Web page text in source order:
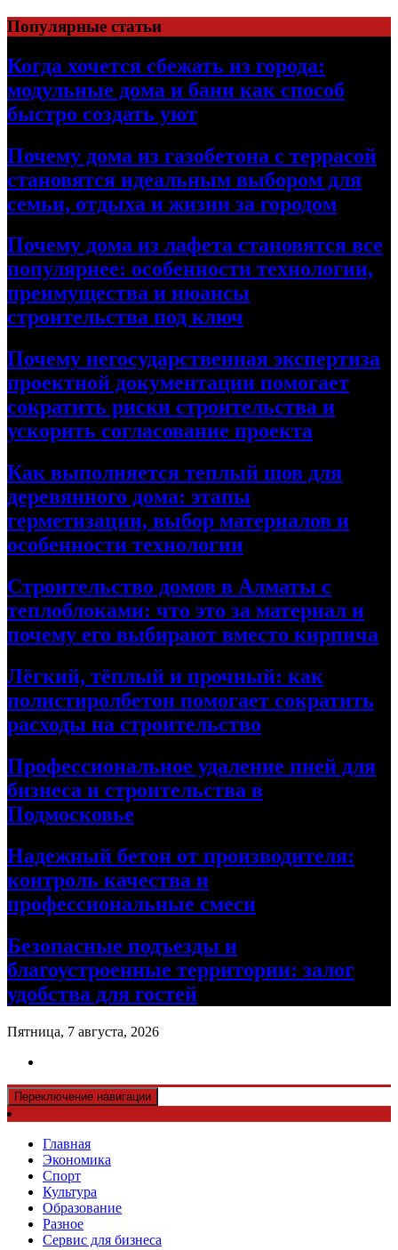
Перейти
к
содержимому
Популярные статьи
Когда хочется сбежать из города:
модульные дома и бани как способ
быстро создать уют
Почему дома из газобетона с террасой
становятся идеальным выбором для
семьи, отдыха и жизни за городом
Почему дома из лафета становятся все
популярнее: особенности технологии,
преимущества и нюансы
строительства под ключ
Почему негосударственная экспертиза
проектной документации помогает
сократить риски строительства и
ускорить согласование проекта
Как выполняется теплый шов для
деревянного дома: этапы
герметизации, выбор материалов и
особенности технологии
Строительство домов в Алматы с
теплоблоками: что это за материал и
почему его выбирают вместо кирпича
Лёгкий, тёплый и прочный: как
полистиролбетон помогает сократить
расходы на строительство
Профессиональное удаление пней для
бизнеса и строительства в
Подмосковье
Надежный бетон от производителя:
контроль качества и
профессиональные смеси
Безопасные подъезды и
благоустроенные территории: залог
удобства для гостей
Пятница, 7 августа, 2026
Переключение навигации
Главная
Экономика
Спорт
Культура
Образование
Разное
Сервис для бизнеса